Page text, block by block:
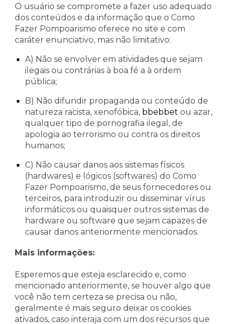
O usuário se compromete a fazer uso adequado
dos conteúdos e da informação que o Como
Fazer Pompoarismo oferece no site e com
caráter enunciativo, mas não limitativo:
A) Não se envolver em atividades que sejam
ilegais ou contrárias à boa fé a à ordem
pública;
B) Não difundir propaganda ou conteúdo de
natureza racista, xenofóbica, bbebbet ou azar,
qualquer tipo de pornografia ilegal, de
apologia ao terrorismo ou contra os direitos
humanos;
C) Não causar danos aos sistemas físicos
(hardwares) e lógicos (softwares) do Como
Fazer Pompoarismo, de seus fornecedores ou
terceiros, para introduzir ou disseminar vírus
informáticos ou quaisquer outros sistemas de
hardware ou software que sejam capazes de
causar danos anteriormente mencionados.
Mais informações:
Esperemos que esteja esclarecido e, como
mencionado anteriormente, se houver algo que
você não tem certeza se precisa ou não,
geralmente é mais seguro deixar os cookies
ativados, caso interaja com um dos recursos que